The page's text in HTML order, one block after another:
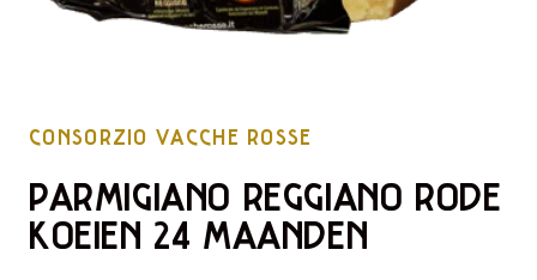
CONSORZIO VACCHE ROSSE
PARMIGIANO REGGIANO RODE
KOEIEN 24 MAANDEN